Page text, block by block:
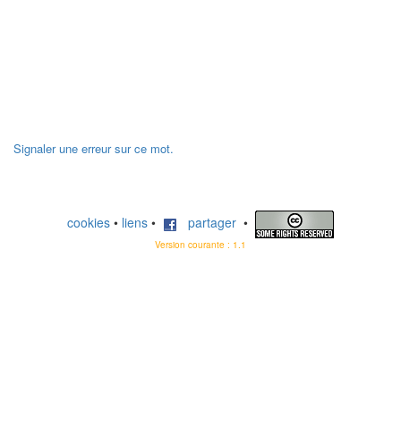
Signaler une erreur sur ce mot.
cookies • liens • partager •
Version courante : 1.1